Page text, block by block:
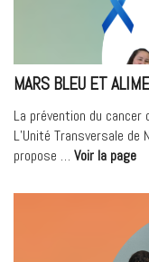
MARS BLEU ET
La prévention du cancer
L’Unité Transversale
propose … Voir la page«
et